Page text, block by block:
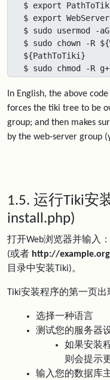
$ export
$ export
$ sudo usermod -
$ sudo chown -R
${PathToTiki}
$ sudo chmod -R
In English, the above
forces the tiki tree to be
group; and then makes
by the web-server group
1.5. 运行Tiki安
install.php)
打开Web浏览器并输入：
(或者 http://
目录中安装Tiki)。
Tiki安装程序的第一页出
选择一种语言
测试您的服务器
如果安装
则会提示
输入您的数据库